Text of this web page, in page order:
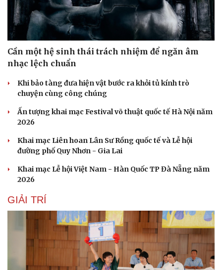
Cần một hệ sinh thái trách nhiệm để ngăn âm
nhạc lệch chuẩn
Khi bảo tàng đưa hiện vật bước ra khỏi tủ kính trò
chuyện cùng công chúng
Ấn tượng khai mạc Festival võ thuật quốc tế Hà Nội năm
2026
Khai mạc Liên hoan Lân Sư Rồng quốc tế và Lễ hội
đường phố Quy Nhơn - Gia Lai
Khai mạc Lễ hội Việt Nam - Hàn Quốc TP Đà Nẵng năm
2026
GIẢI TRÍ